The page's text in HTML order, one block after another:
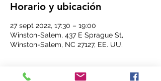
Horario y ubicación
27 sept 2022, 17:30 – 19:00
Winston-Salem, 437 E Sprague St,
Winston-Salem, NC 27127, EE. UU.